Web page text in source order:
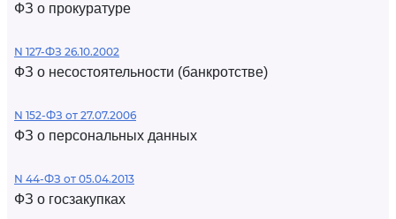
ФЗ о прокуратуре
N 127-ФЗ 26.10.2002
ФЗ о несостоятельности (банкротстве)
N 152-ФЗ от 27.07.2006
ФЗ о персональных данных
N 44-ФЗ от 05.04.2013
ФЗ о госзакупках